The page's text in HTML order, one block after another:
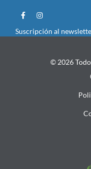
Suscripción al
© 2026